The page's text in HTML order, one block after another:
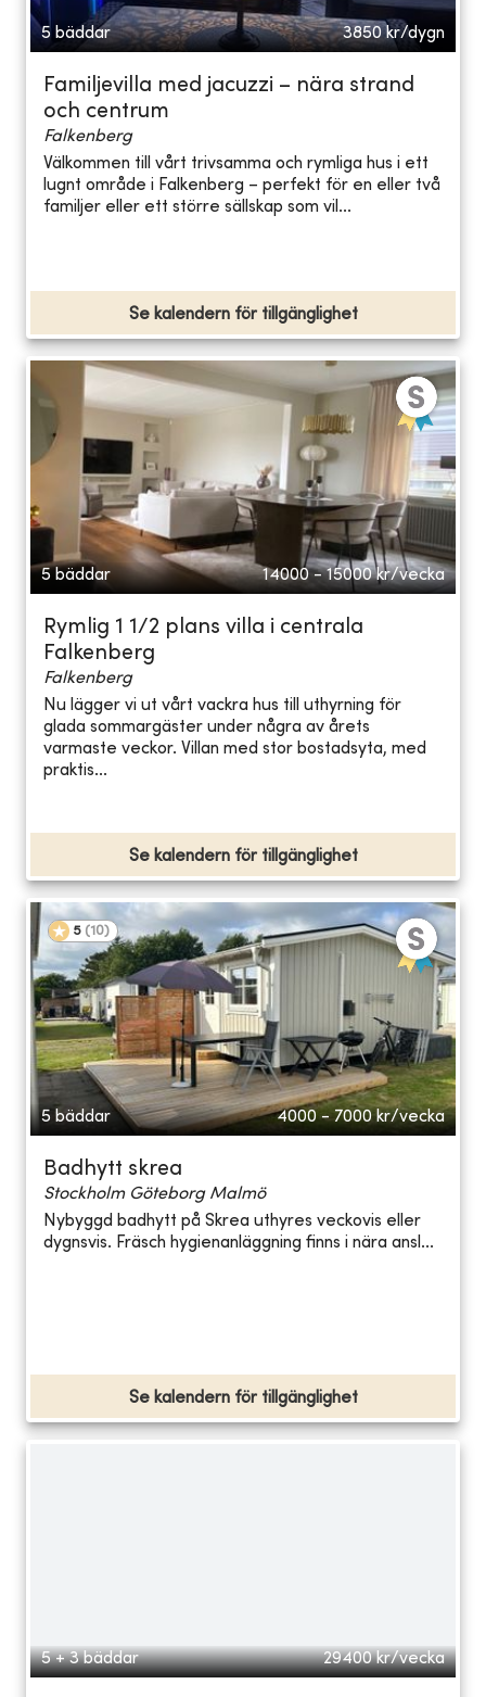
5 bäddar 3850 kr/dygn
Familjevilla med jacuzzi – nära strand
och centrum
Falkenberg
Välkommen till vårt trivsamma och rymliga hus i ett
lugnt område i Falkenberg – perfekt för en eller två
familjer eller ett större sällskap som vil...
Se kalendern för tillgänglighet
5 bäddar 14000 - 15000 kr/vecka
Rymlig 1 1/2 plans villa i centrala
Falkenberg
Falkenberg
Nu lägger vi ut vårt vackra hus till uthyrning för
glada sommargäster under några av årets
varmaste veckor. Villan med stor bostadsyta, med
praktis...
Se kalendern för tillgänglighet
5 (10)
5 bäddar 4000 - 7000 kr/vecka
Badhytt skrea
Stockholm Göteborg Malmö
Nybyggd badhytt på Skrea uthyres veckovis eller
dygnsvis. Fräsch hygienanläggning finns i nära ansl...
Se kalendern för tillgänglighet
5 + 3 bäddar 29400 kr/vecka